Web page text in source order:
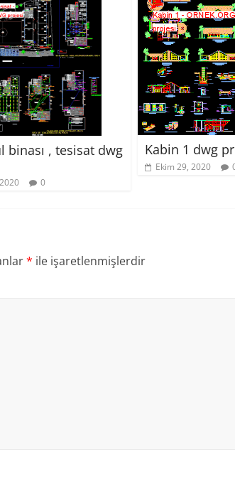
binası , tesisat dwg
0
Kabin 1 dwg
Ekim 29, 2020
* ile işaretlenmişlerdir